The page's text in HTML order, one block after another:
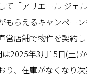
て「アリエール ジェ
もらえるキャンペー
営店舗で物件を契約
2025年3月15日(土)
り、在庫がなくなり次